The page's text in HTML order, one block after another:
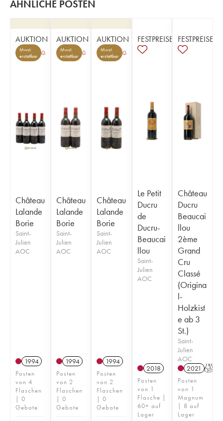
ÄHNLICHE POSTEN
AUKTION
Mwst.
erstattbar
Château
Lalande
Borie
Saint-
Julien
AOC
1994
Posten
von 4
Flaschen
| 0
Gebote
AUKTION
Mwst.
erstattbar
Château
Lalande
Borie
Saint-
Julien
AOC
1994
Posten
von 2
Flaschen
| 0
Gebote
AUKTION
Mwst.
erstattbar
Château
Lalande
Borie
Saint-
Julien
AOC
1994
Posten
von 2
Flaschen
| 0
Gebote
FESTPREISE
Le Petit
Ducru
de
Ducru-
Beaucai
llou
Saint-
Julien
AOC
2018
Posten
von 1
Flasche |
60+ auf
Lager
FESTPREISE
Château
Ducru
Beaucai
llou
2ème
Grand
Cru
Classé
(Origina
l-
Holzkist
e ab 3
St.)
Saint-
Julien
AOC
2021 T
Posten
von 1
Magnum
| 8 auf
Lager